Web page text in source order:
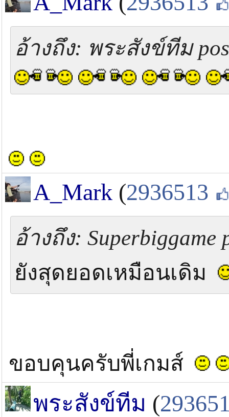
อ้างถึง: พระสังข์ทีม
A_Mark (2936513
อ้างถึง: Superbiggame
ยังสุดยอดเหมือนเดิม
ขอบคุนครับพี่เกมส์
พระสังข์ทีม (